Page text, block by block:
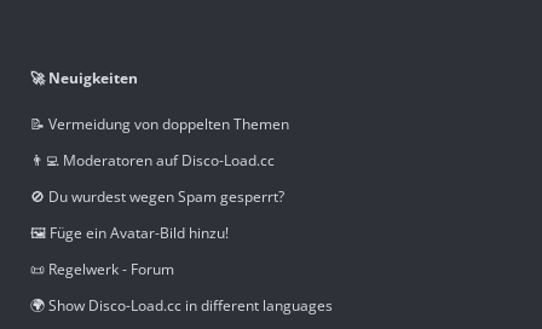
🚀 Neuigkeiten
📝 Vermeidung von doppelten Themen
👨‍💻 Moderatoren auf Disco-Load.cc
🚫 Du wurdest wegen Spam gesperrt?
🖼️ Füge ein Avatar-Bild hinzu!
📜 Regelwerk - Forum
🌍 Show Disco-Load.cc in different languages